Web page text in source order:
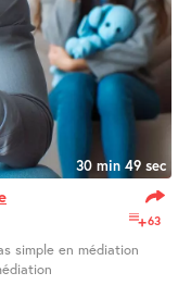
30 min 49 sec
63
simple en médiation